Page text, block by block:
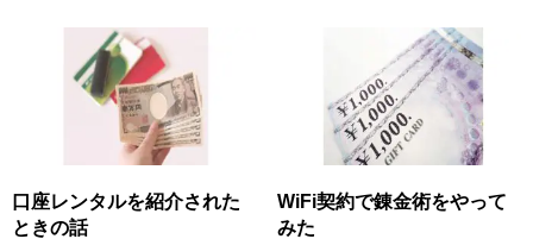
口座レンタルを紹介された
ときの話
WiFi契約で錬金術をやって
みた